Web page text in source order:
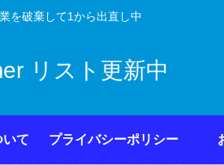
を破棄して1から出直し中
リスト更新中
いて プライバシーポリシー